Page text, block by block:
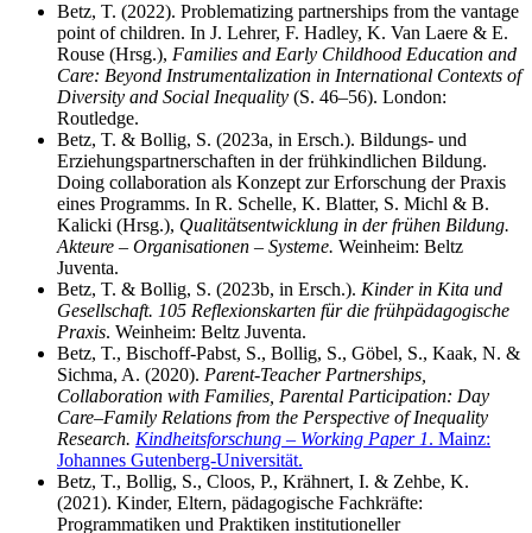
Betz, T. (2022). Problematizing partnerships from the vantage
point of children. In J. Lehrer, F. Hadley, K. Van Laere & E.
Rouse (Hrsg.), Families and Early Childhood Education and
Care: Beyond Instrumentalization in International Contexts of
Diversity and Social Inequality (S. 46–56). London:
Routledge.
Betz, T. & Bollig, S. (2023a, in Ersch.). Bildungs- und
Erziehungspartnerschaften in der frühkindlichen Bildung.
Doing collaboration als Konzept zur Erforschung der Praxis
eines Programms. In R. Schelle, K. Blatter, S. Michl & B.
Kalicki (Hrsg.), Qualitätsentwicklung in der frühen Bildung.
Akteure – Organisationen – Systeme. Weinheim: Beltz
Juventa.
Betz, T. & Bollig, S. (2023b, in Ersch.). Kinder in Kita und
Gesellschaft. 105 Reflexionskarten für die frühpädagogische
Praxis. Weinheim: Beltz Juventa.
Betz, T., Bischoff-Pabst, S., Bollig, S., Göbel, S., Kaak, N. &
Sichma, A. (2020). Parent-Teacher Partnerships,
Collaboration with Families, Parental Participation: Day
Care–Family Relations from the Perspective of Inequality
Research. Kindheitsforschung – Working Paper 1. Mainz:
Johannes Gutenberg-Universität.
Betz, T., Bollig, S., Cloos, P., Krähnert, I. & Zehbe, K.
(2021). Kinder, Eltern, pädagogische Fachkräfte:
Programmatiken und Praktiken institutioneller